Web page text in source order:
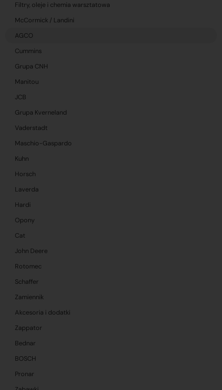
Filtry, oleje i chemia warsztatowa
McCormick / Landini
AGCO
Cummins
Grupa CNH
Manitou
JCB
Grupa Kverneland
Vaderstadt
Maschio-Gaspardo
Kuhn
Horsch
Laverda
Hardi
Opony
Cat
John Deere
Rotomec
Schaffer
Zamiennik
Akcesoria i dodatki
Zappator
Bednar
BOSCH
Pronar